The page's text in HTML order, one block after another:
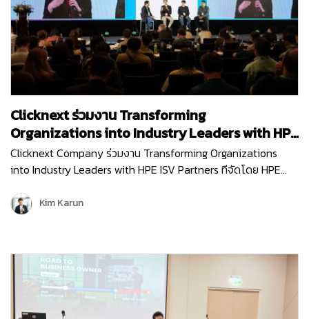
Clicknext ร่วมงาน Transforming
Organizations into Industry Leaders with HPE
ISV Partners
Clicknext Company ร่วมงาน Transforming Organizations
into Industry Leaders with HPE ISV Partners ทีจัดโดย HPE
อัปเดตนวัตกรรมใหม่ๆ การนำเทคโนโลยีด้าน…
Kim Karun